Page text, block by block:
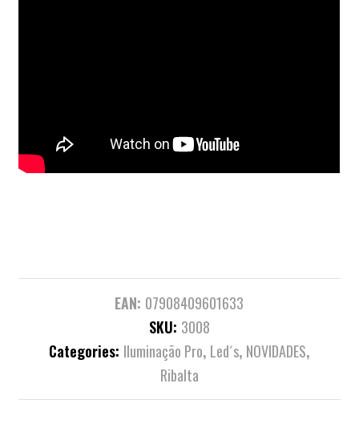
EAN: 07908409601633
SKU: 3008
Categories: Iluminação Pro, Led´s, NOVIDADES,
Ribalta